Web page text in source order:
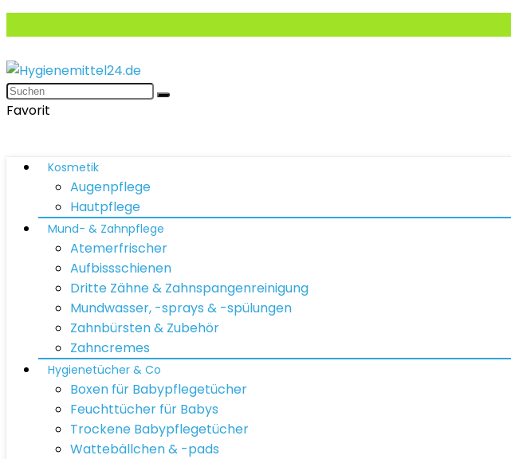
Favorit
Kosmetik
Augenpflege
Hautpflege
Mund- & Zahnpflege
Atemerfrischer
Aufbissschienen
Dritte Zähne & Zahnspangenreinigung
Mundwasser, -sprays & -spülungen
Zahnbürsten & Zubehör
Zahncremes
Hygienetücher & Co
Boxen für Babypflegetücher
Feuchttücher für Babys
Trockene Babypflegetücher
Wattebällchen & -pads